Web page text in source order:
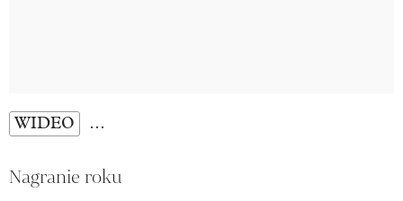
WIDEO …
Nagranie roku